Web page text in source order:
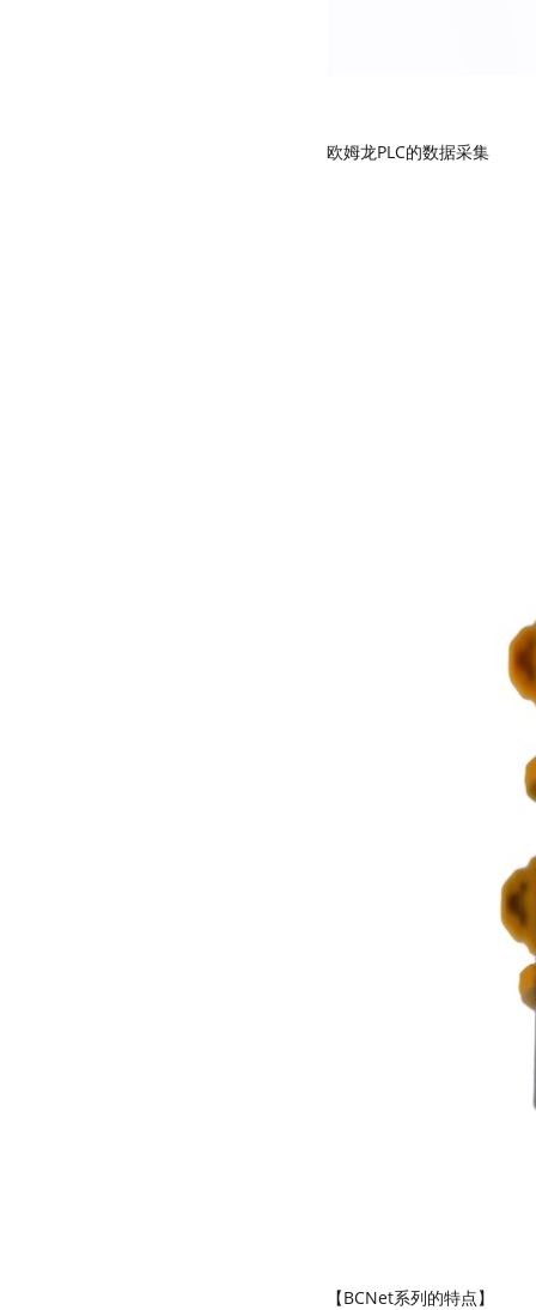
欧姆龙PLC的数据采集
【BCNet系列的特点】